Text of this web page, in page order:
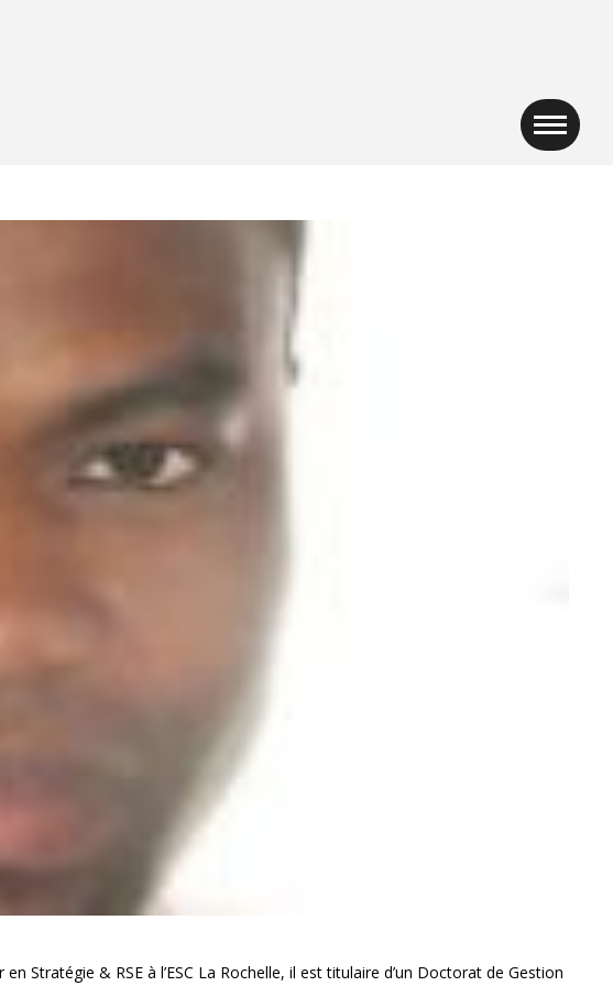
Stratégie & RSE à l’ESC La Rochelle, il est titulaire d’un Doctorat de Gestion